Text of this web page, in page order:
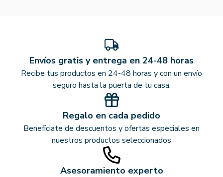
Envíos gratis y entrega en 24-48 horas
Recibe tus productos en 24-48 horas y con un envío
seguro hasta la puerta de tu casa.
Regalo en cada pedido
Benefíciate de descuentos y ofertas especiales en
nuestros productos seleccionados
Asesoramiento experto